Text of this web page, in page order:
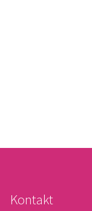
Kontakt